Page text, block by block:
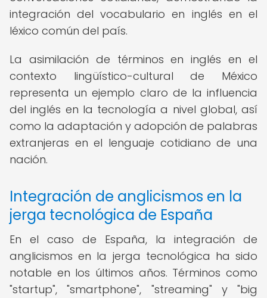
integración del vocabulario en inglés en el
léxico común del país.
La asimilación de términos en inglés en el
contexto lingüístico-cultural de México
representa un ejemplo claro de la influencia
del inglés en la tecnología a nivel global, así
como la adaptación y adopción de palabras
extranjeras en el lenguaje cotidiano de una
nación.
Integración de anglicismos en la
jerga tecnológica de España
En el caso de España, la integración de
anglicismos en la jerga tecnológica ha sido
notable en los últimos años. Términos como
"startup", "smartphone", "streaming" y "big